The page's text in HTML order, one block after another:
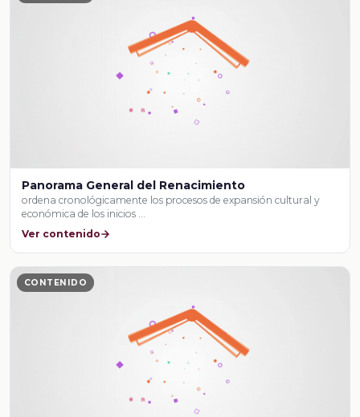
Panorama General del Renacimiento
ordena cronológicamente los procesos de expansión cultural y
económica de los inicios …
Ver contenido
CONTENIDO